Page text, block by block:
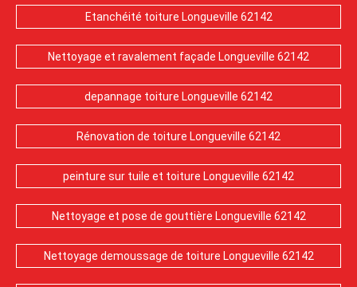
Etanchéité toiture Longueville 62142
Nettoyage et ravalement façade Longueville 62142
depannage toiture Longueville 62142
Rénovation de toiture Longueville 62142
peinture sur tuile et toiture Longueville 62142
Nettoyage et pose de gouttière Longueville 62142
Nettoyage demoussage de toiture Longueville 62142